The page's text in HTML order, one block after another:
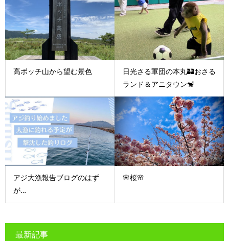
高ボッチ山から望む景色
日光さる軍団の本丸🏰おさる
ランド＆アニタウン🐒
アジ大漁報告ブログのはず
が…
🌸桜🌸
最新記事